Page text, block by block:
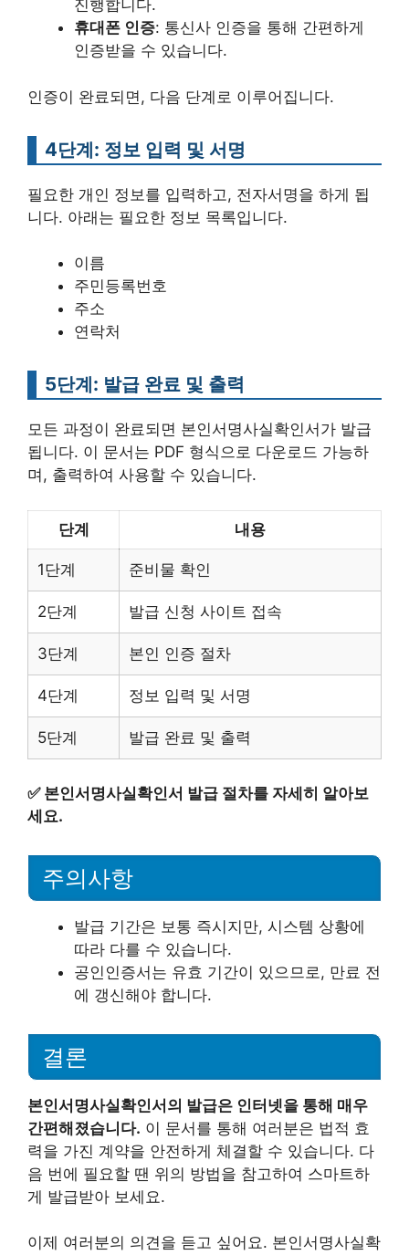
진행합니다.
휴대폰 인증: 통신사 인증을 통해 간편하게
인증받을 수 있습니다.
인증이 완료되면, 다음 단계로 이루어집니다.
4단계: 정보 입력 및 서명
필요한 개인 정보를 입력하고, 전자서명을 하게 됩
니다. 아래는 필요한 정보 목록입니다.
이름
주민등록번호
주소
연락처
5단계: 발급 완료 및 출력
모든 과정이 완료되면 본인서명사실확인서가 발급
됩니다. 이 문서는 PDF 형식으로 다운로드 가능하
며, 출력하여 사용할 수 있습니다.
단계 내용
1단계 준비물 확인
2단계 발급 신청 사이트 접속
3단계 본인 인증 절차
4단계 정보 입력 및 서명
5단계 발급 완료 및 출력
✅ 본인서명사실확인서 발급 절차를 자세히 알아보
세요.
주의사항
발급 기간은 보통 즉시지만, 시스템 상황에
따라 다를 수 있습니다.
공인인증서는 유효 기간이 있으므로, 만료 전
에 갱신해야 합니다.
결론
본인서명사실확인서의 발급은 인터넷을 통해 매우
간편해졌습니다. 이 문서를 통해 여러분은 법적 효
력을 가진 계약을 안전하게 체결할 수 있습니다. 다
음 번에 필요할 땐 위의 방법을 참고하여 스마트하
게 발급받아 보세요.
이제 여러분의 의견을 듣고 싶어요. 본인서명사실확